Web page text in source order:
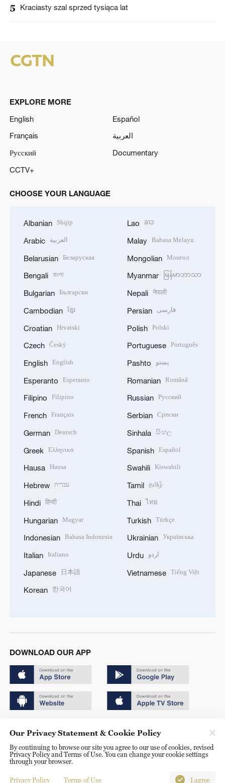
5 Kraciasty szal sprzed tysiąca lat
EXPLORE MORE
English
Español
Français
العربية
Русский
Documentary
CCTV+
CHOOSE YOUR LANGUAGE
Albanian Shqip
Arabic العربية
Belarusian Беларуская
Bengali বাংলা
Bulgarian Български
Cambodian ខ្មែរ
Croatian Hrvatski
Czech Český
English English
Esperanto Esperanto
Filipino Filipino
French Français
German Deutsch
Greek Ελληνικά
Hausa Hausa
Hebrew עברית
Hindi हिन्दी
Hungarian Magyar
Indonesian Bahasa Indonesia
Italian Italiano
Japanese 日本語
Korean 한국어
Lao ລາວ
Malay Bahasa Melayu
Mongolian Монгол
Myanmar မြန်မာဘာသာ
Nepali नेपाली
Persian فارسی
Polish Polski
Portuguese Português
Pashto پښتو
Romanian Română
Russian Русский
Serbian Српски
Sinhala සිංහල
Spanish Español
Swahili Kiswahili
Tamil தமிழ்
Thai ไทย
Turkish Türkçe
Ukrainian Українська
Urdu اردو
Vietnamese Tiếng Việt
DOWNLOAD OUR APP
京ICP备20000184号
京公网安备 11010502050052号
Disinformation report hotline: 010-85061466
Our Privacy Statement & Cookie Policy
By continuing to browse our site you agree to our use of cookies, revised
Privacy Policy and Terms of Use. You can change your cookie settings
through your browser.
Privacy Policy Terms of Use I agree